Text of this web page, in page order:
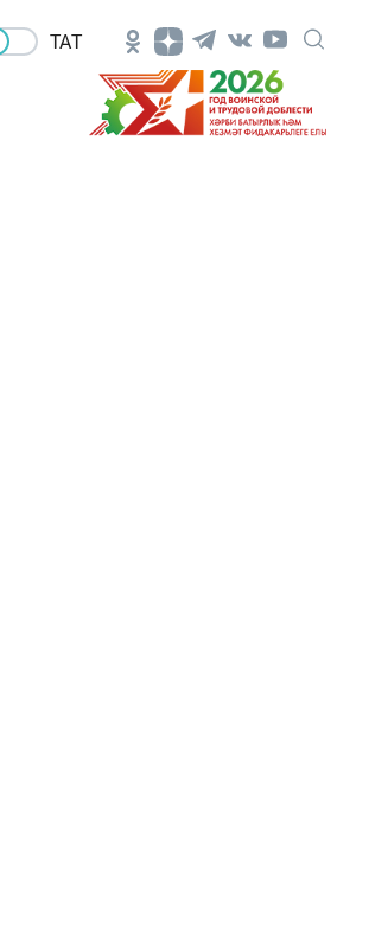
ТАТ